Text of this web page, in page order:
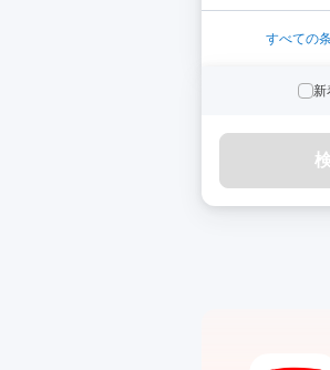
すべての
新